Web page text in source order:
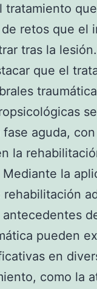
tratamiento
retos que el
tras la lesión.
que el
fase aguda,
la
la
rehabilitación
pueden
en
como la